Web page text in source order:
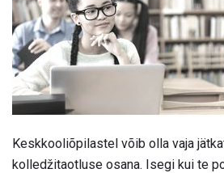
Keskkooliõpilastel võib olla vaja
kolledžitaotluse osana. Isegi kui te